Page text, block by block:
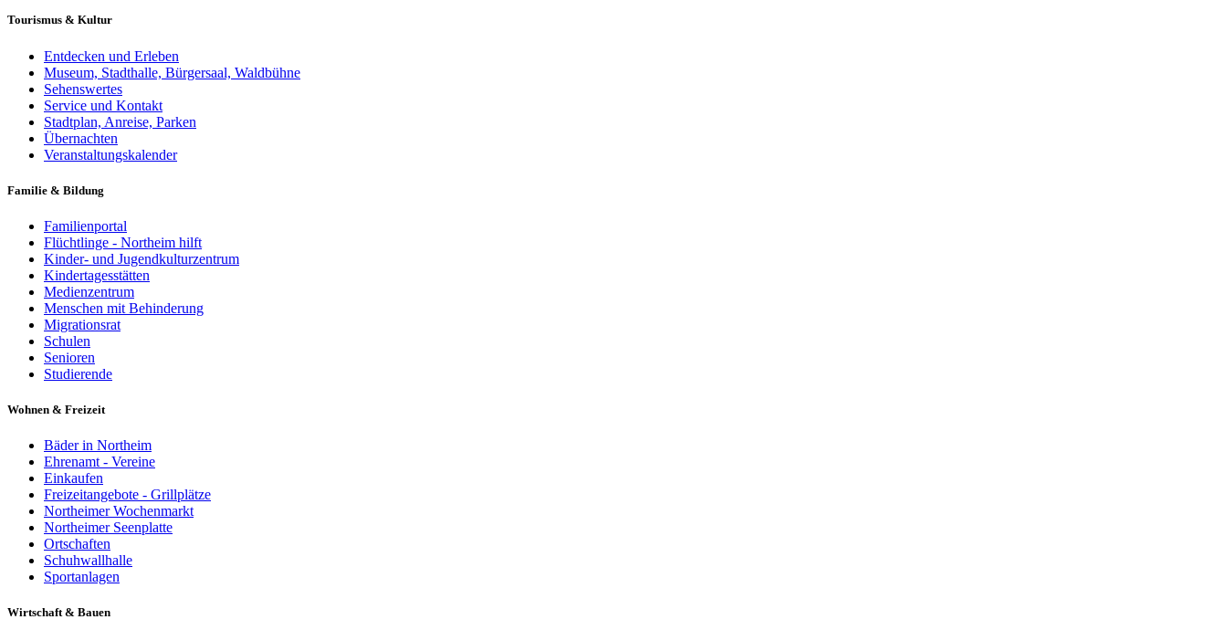
Tourismus & Kultur
Entdecken und Erleben
Museum, Stadthalle, Bürgersaal, Waldbühne
Sehenswertes
Service und Kontakt
Stadtplan, Anreise, Parken
Übernachten
Veranstaltungskalender
Familie & Bildung
Familienportal
Flüchtlinge - Northeim hilft
Kinder- und Jugendkulturzentrum
Kindertagesstätten
Medienzentrum
Menschen mit Behinderung
Migrationsrat
Schulen
Senioren
Studierende
Wohnen & Freizeit
Bäder in Northeim
Ehrenamt - Vereine
Einkaufen
Freizeitangebote - Grillplätze
Northeimer Wochenmarkt
Northeimer Seenplatte
Ortschaften
Schuhwallhalle
Sportanlagen
Wirtschaft & Bauen